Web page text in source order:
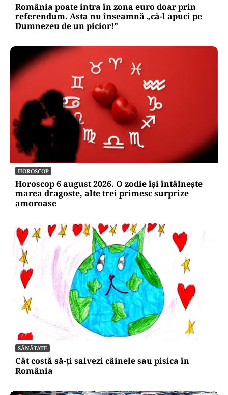
România poate intra în zona euro doar prin
referendum. Asta nu înseamnă „că-l apuci pe
Dumnezeu de un picior!”
HOROSCOP
Horoscop 6 august 2026. O zodie își întâlnește
marea dragoste, alte trei primesc surprize
amoroase
SĂNĂTATE
Cât costă să-ți salvezi câinele sau pisica în
România